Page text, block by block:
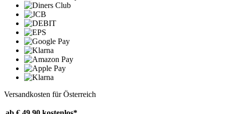
Versandkosten für Österreich